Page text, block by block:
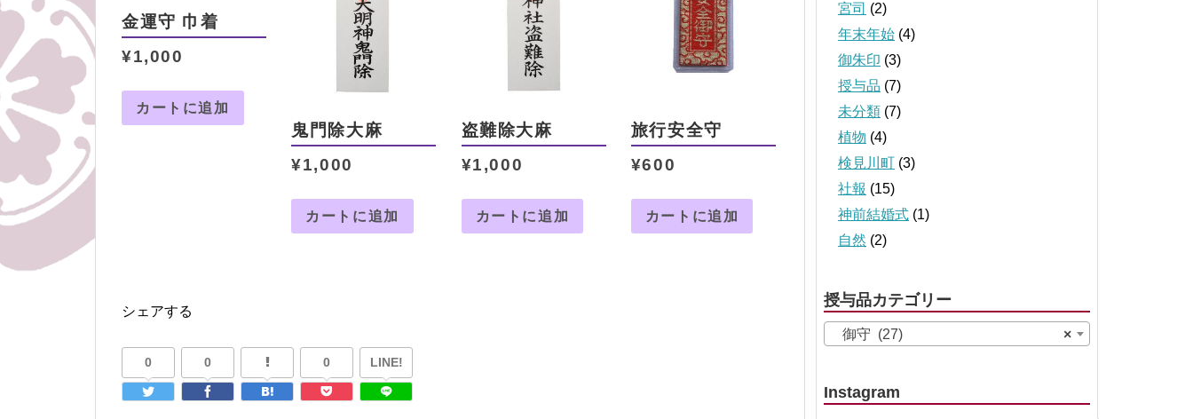
金運守 巾着
¥1,000
カートに追加
鬼門除大麻
¥1,000
カートに追加
盗難除大麻
¥1,000
カートに追加
旅行安全守
¥600
カートに追加
シェアする
0 0 0 LINE!
宮司 (2)
年末年始 (4)
御朱印 (3)
授与品 (7)
未分類 (7)
植物 (4)
検見川町 (3)
社報 (15)
神前結婚式 (1)
自然 (2)
授与品カテゴリー
×
御守 (27)
Instagram